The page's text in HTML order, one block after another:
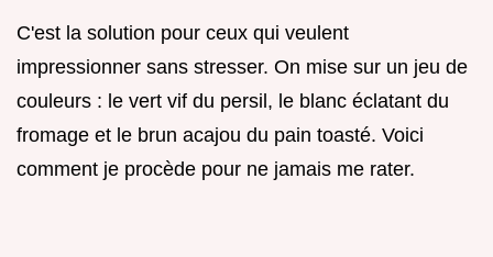
C'est la solution pour ceux qui veulent
impressionner sans stresser. On mise sur un jeu de
couleurs : le vert vif du persil, le blanc éclatant du
fromage et le brun acajou du pain toasté. Voici
comment je procède pour ne jamais me rater.